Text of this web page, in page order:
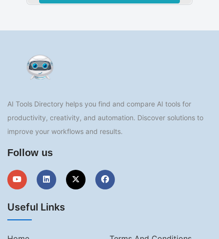
AI Tools Directory helps you find and compare AI tools for
productivity, creativity, and automation. Discover solutions to
improve your workflows and results.
Follow us
Useful Links